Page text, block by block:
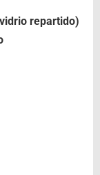
repartido)